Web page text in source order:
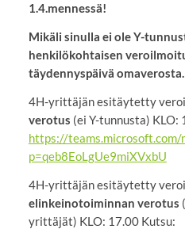
1.4.mennessä!
Mikäli sinulla ei ole Y-
henkilökohtaisen
täydennyspäivä omaverosta.
4H-yrittäjän esitäytetty
verotus (ei Y-tunnusta) KLO:
https://
p=qeb8EoLgUe9miXVxbU
4H-yrittäjän esitäytetty
elinkeinotoiminnan verotus
yrittäjät) KLO: 17.00 Kutsu: